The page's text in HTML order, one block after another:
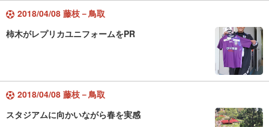
2018/04/08 藤枝－鳥取
柿木がレプリカユニフォームをPR
2018/04/08 藤枝－鳥取
スタジアムに向かいながら春を実感